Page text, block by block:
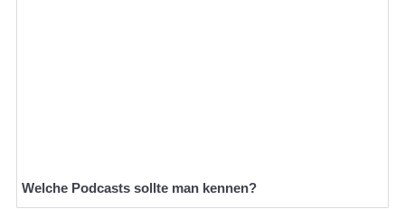
Welche Podcasts sollte man kennen?